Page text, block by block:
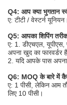
Q4: आप क्या भुगतान
ए: टीटी / वेस्टर्न
Q5: आपका शिपिंग
ए: 1. डीएचएल, यूपीएस,
अपना खुद का फारवर्डर
2. यदि आपके पास
Q6: MOQ के बारे में
ए: 1 पीसी, लेकिन आम
लिए 10 पीसी।